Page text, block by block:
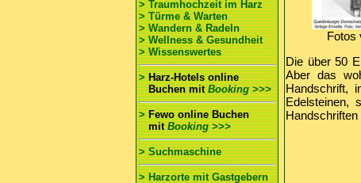
> Traumhochzeit im Harz
> Türme & Warten
> Wandern & Radeln
> Wellness & Gesundheit
> Wissenswertes
>Harz-Hotels online
Buchen mit Booking >>>
>Fewo online Buchen
mitBooking >>>
> Suchmaschine
> Harzorte mit Gastgebern
Fotos
Die über 50
Aber das
Handschrift,
Edelsteinen,
Handschriften